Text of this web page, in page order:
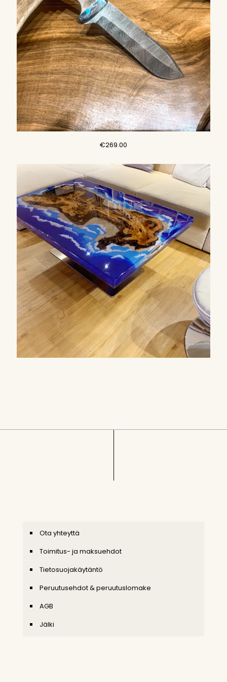
€269.00
Ota yhteyttä
Toimitus- ja maksuehdot
Tietosuojakäytäntö
Peruutusehdot & peruutuslomake
AGB
Jälki